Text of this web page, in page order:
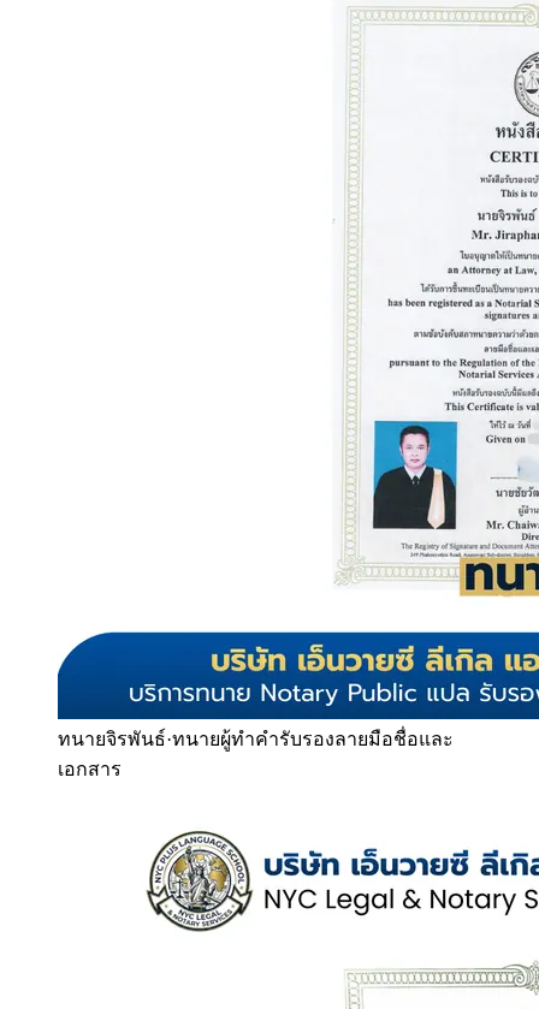
ทนายจิรพันธ์·ทนายผู้ทำคำรับรองลายมือชื่อและ
เอกสาร